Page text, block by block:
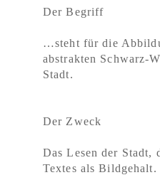
Der Begriff
…steht für die
abstrakten Schwarz-
Stadt.
Der Zweck
Das Lesen der Stadt,
Textes als Bildgehalt.